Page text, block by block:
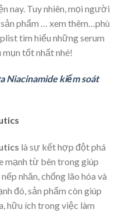
nay. Tuy nhiên, mọi người
phẩm
… xem thêm… phù
tìm hiểu những serum
tốt nhất nhé!
Niacinamide kiểm soát
là sự kết hợp đột phá
mạnh từ bên trong giúp
nhăn, chống lão hóa và
đó, sản phẩm còn giúp
hữu ích trong việc làm